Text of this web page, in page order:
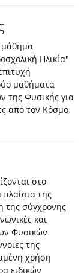
μάθημα
Ηλικία"
μαθήματα
της Φυσικής για
από τον Κόσμο
στο
πλαίσια της
της σύγχρονης
και
Φυσικών
της
χρήση
ειδικών